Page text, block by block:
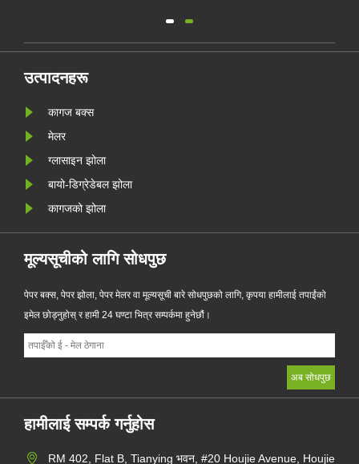
झोलाहरूको प्रिमियम विकल्पको रूपमा डिजाइन
उत्पादनहरू
कागज बक्स
मेलर
ग्लासाइन झोला
बायो-डिग्रेडेबल झोला
कागजको झोला
मूल्यसूचीको लागि सोधपुछ
पेपर बक्स, पेपर झोला, पेपर मेलर वा मूल्यसूची बारे सोधपुछको लागि, कृपया हामीलाई तपाईंको
इमेल छोड्नुहोस् र हामी 24 घण्टा भित्र सम्पर्कमा हुनेछौं।
हामीलाई सम्पर्क गर्नुहोस
RM 402, Flat B, Tianying भवन, #20 Houjie Avenue, Houjie